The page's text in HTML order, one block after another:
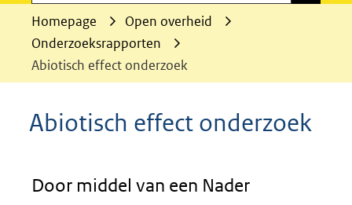
Homepage
Open overheid
Onderzoeksrapporten
Abiotisch effect onderzoek
Abiotisch effect onderzoek
Door middel van een Nader